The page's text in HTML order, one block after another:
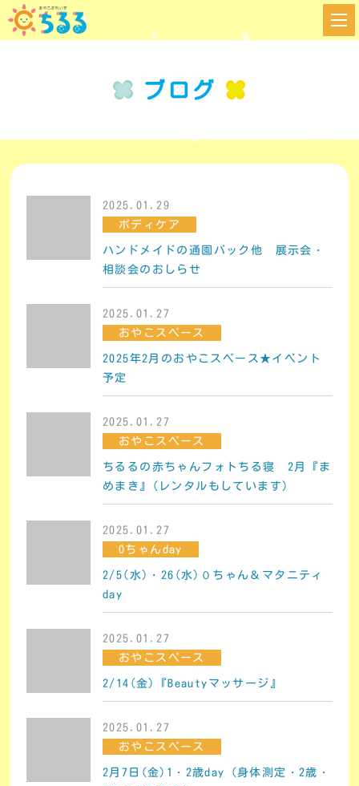
ブログ
2025.01.29
ボディケア
ハンドメイドの通園バック他 展示会・
相談会のおしらせ
2025.01.27
おやこスペース
2025年2月のおやこスペース★イベント
予定
2025.01.27
おやこスペース
ちるるの赤ちゃんフォトちる寝 2月『ま
めまき』(レンタルもしています)
2025.01.27
0ちゃんday
2/5(水)・26(水)０ちゃん＆マタニティ
day
2025.01.27
おやこスペース
2/14(金)『Beautyマッサージ』
2025.01.27
おやこスペース
2月7日(金)1・2歳day（身体測定・2歳・